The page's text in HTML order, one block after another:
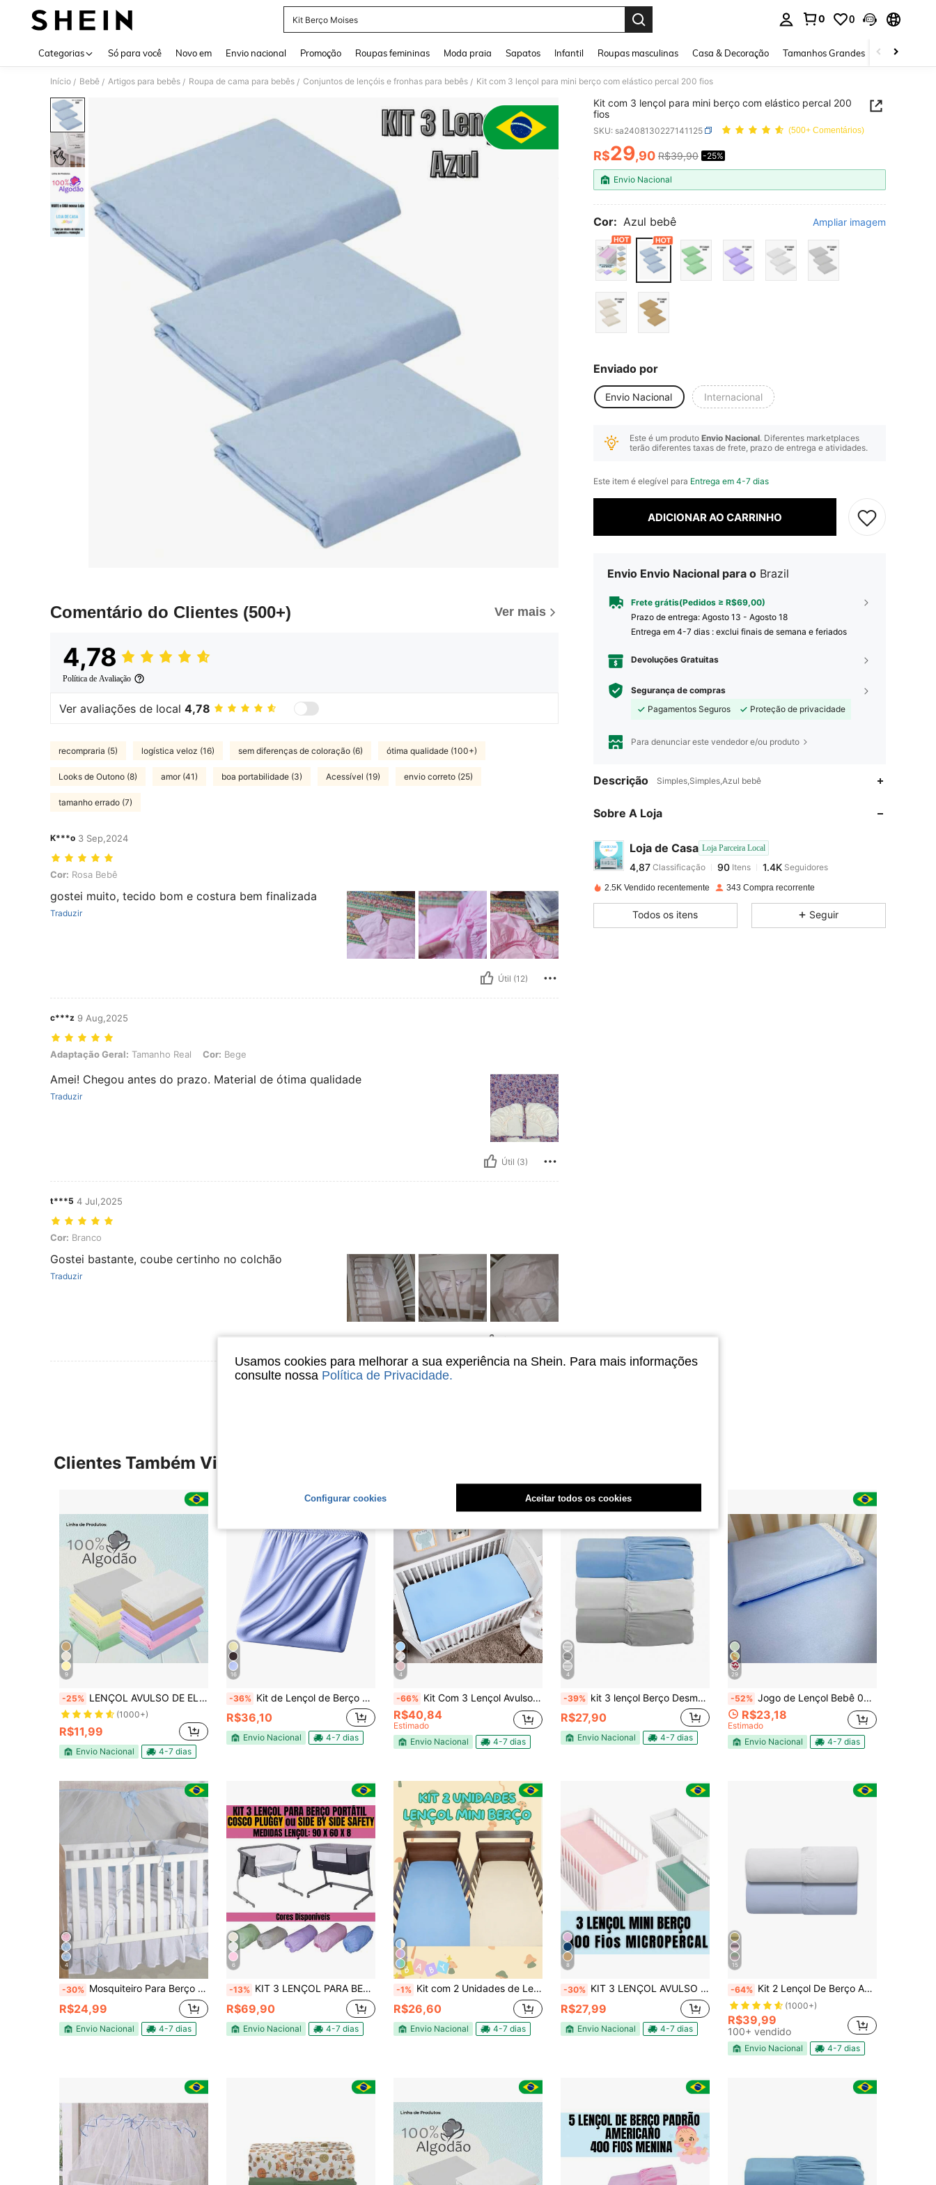
Kit Berço Moises
0 0
Categorias Só para você Novo em Envio nacional Promoção Roupas femininas Moda praia Sapatos Infantil Roupas masculinas Casa & Decoração Tamanhos Grandes Joias e
Início / Bebê / Artigos para bebês / Roupa de cama para bebês / Conjuntos de lençóis e fronhas para bebês / Kit com 3 lençol para mini berço com elástico percal 200 fios
Comentário do Clientes (500+) Ver mais
4,78
Política de Avaliação
Ver avaliações de local 4,78
recompraria (5) logística veloz (16) sem diferenças de coloração (6) ótima qualidade (100+)
Looks de Outono (8) amor (41) boa portabilidade (3) Acessível (19) envio correto (25)
tamanho errado (7)
K***o 3 Sep,2024
Cor: Rosa Bebê
Cor: Rosa Bebê
gostei muito, tecido bom e costura bem finalizada
Traduzir
Útil (12)
c***z 9 Aug,2025
Adaptação Geral: Tamanho Real, Cor: Bege
Adaptação Geral: Tamanho Real Cor: Bege
Amei! Chegou antes do prazo. Material de ótima qualidade
Traduzir
Útil (3)
t***5 4 Jul,2025
Cor: Branco
Cor: Branco
Gostei bastante, coube certinho no colchão
Traduzir
Ver Mais Avaliações
Kit com 3 lençol para mini berço com elástico percal 200
fios
SKU: sa2408130227141125 (500+ Comentários)
PRICE AND AVAILABILITY
R$29,90 R$39,90 -25%
Envio Nacional
Cor: Azul bebê Ampliar imagem
Enviado por
Envio Nacional Internacional
Este é um produto Envio Nacional. Diferentes marketplaces
terão diferentes taxas de frete, prazo de entrega e atividades.
Este item é elegível para Entrega em 4-7 dias
ADICIONAR AO CARRINHO
Envio Envio Nacional para o Brazil
Frete grátis(Pedidos ≥ R$69,00)
Prazo de entrega: Agosto 13 - Agosto 18
Entrega em 4-7 dias : exclui finais de semana e feriados
Devoluções Gratuitas
Segurança de compras
Pagamentos Seguros
Proteção de privacidade
Para denunciar este vendedor e/ou produto
Descrição Simples,Simples,Azul bebê
Sobre A Loja
Loja de Casa Loja Parceira Local
4,87 90
4,87
b***rpago 1 dia atrás
4,87 90 1.4K
2.5K Vendido recentemente 343 Compra recorrente
Todos os itens Seguir
Clientes Também Visitaram
9
-25% LENÇOL AVULSO DE ELÁSTICO PARA MINI BERÇO
(1000+)
R$11,99
Envio Nacional 4-7 dias
16
-36% Kit de Lençol de Berço 3 Unidades Padrão Americano 133x70cm Várias Cores
R$36,10
Envio Nacional 4-7 dias
4
-66% Kit Com 3 Lençol Avulsos Para Berço com Elástico Cores 130x70cm
R$40,84
Estimado
Envio Nacional
4-7 dias
4
-39% kit 3 lençol Berço Desmontável Portátil 400 Fios 03 Peças
R$27,90
Envio Nacional 4-7 dias
29
-52% Jogo de Lençol Bebê 02 Peças Para Berço Americano ou Mini Berço 100% Algodão
R$23,18
Estimado
Envio Nacional
4-7 dias
4
-30% Mosquiteiro Para Berço Americano Padrão Cores Menino e Menina 01 Peça
R$24,99
Envio Nacional 4-7 dias
6
-13% KIT 3 LENÇOL PARA BERÇO PORTATIL SIDE BY SIDE SAFETY OU COSCO PLUGGY 100% Algodão
R$69,90
Envio Nacional 4-7 dias
-1% Kit com 2 Unidades de Lençol de Mini Berço para Bebê Recém-Nascido com Elástico, 100% Algodão, Tela para Crianças
R$26,60
Envio Nacional 4-7 dias
8
-30% KIT 3 LENÇOL AVULSO MICROPERCAL MINI BERÇO 400 FIOS
R$27,99
Envio Nacional 4-7 dias
15
-64% Kit 2 Lençol De Berço Americano C/ Elastico em Malha 100% Algodão Penteada
(1000+)
R$39,99
100+ vendido
Envio Nacional 4-7 dias
Usamos cookies para melhorar a sua experiência na Shein. Para mais informações
consulte nossa Política de Privacidade.
Configurar cookies Aceitar todos os cookies